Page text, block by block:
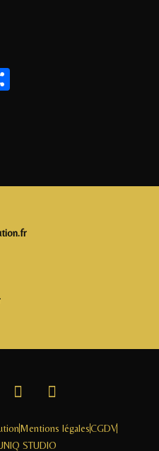
e
Mentions légalesCGDV
STUDIO